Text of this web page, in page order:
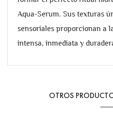
Aqua-Serum. Sus texturas
sensoriales proporcionan a
intensa, inmediata y
OTROS